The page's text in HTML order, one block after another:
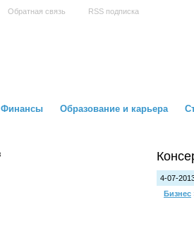
Обратная связь RSS подписка
Финансы Образование и карьера
4-07-
Бизнес